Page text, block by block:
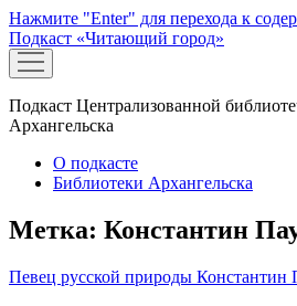
Нажмите "Enter" для перехода к
Подкаст «Читающий город»
открыть
меню
Подкаст Централизованной
Архангельска
О подкасте
Библиотеки Архангельска
Метка: Константин
Певец русской природы Константин